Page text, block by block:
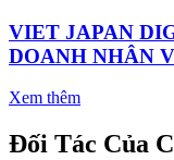
VIET JAPAN
DOANH NHÂN
Xem thêm
Đối Tác Của